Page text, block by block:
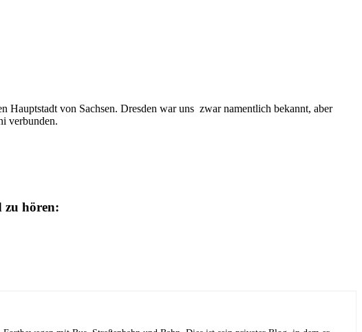
Hauptstadt von Sachsen. Dresden war uns zwar namentlich bekannt, aber
verbunden.
zu hören: